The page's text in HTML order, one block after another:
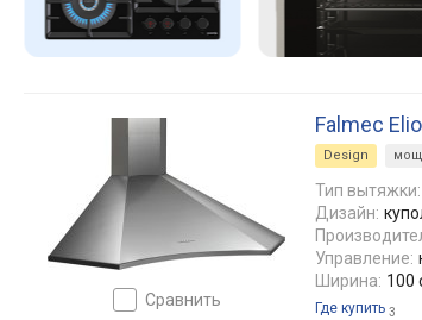
сравнить
Falmec
Design
Тип вытяжки:
Дизайн:
Управление:
Ширина: 100
Где купить 3